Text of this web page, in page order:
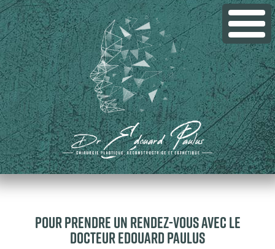
Pour Prendre un rendez-vous avec le
docteur Edouard Paulus